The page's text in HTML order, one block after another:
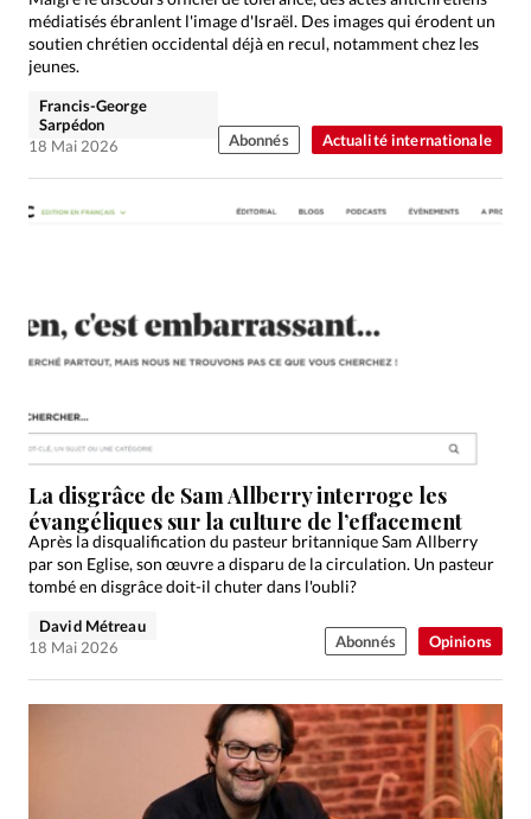
Actualité internationale
médiatisés ébranlent l'image d'Israël. Des images qui érodent un
soutien chrétien occidental déjà en recul, notamment chez les
jeunes.
Francis-George
Sarpédon
18 Mai 2026
Abonnés
Opinions
La disgrâce de Sam Allberry interroge les
évangéliques sur la culture de l’effacement
Après la disqualification du pasteur britannique Sam Allberry
par son Eglise, son œuvre a disparu de la circulation. Un pasteur
tombé en disgrâce doit-il chuter dans l'oubli?
David Métreau
18 Mai 2026
Abonnés